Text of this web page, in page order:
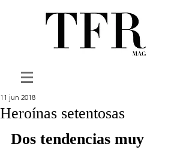
Heroínas setentosas
11 jun 2018
Dos tendencias muy